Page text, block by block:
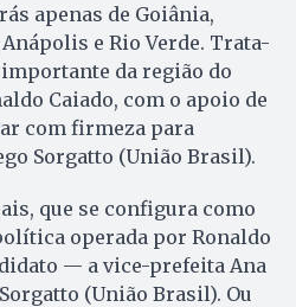
apenas de Goiânia,
e Rio Verde. Trata-
da região do
Caiado, com o apoio de
com firmeza para
Sorgatto (União Brasil).
que se configura como
operada por Ronaldo
— a vice-prefeita Ana
(União Brasil). Ou